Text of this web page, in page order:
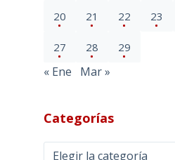
20 21 22 23
27 28 29
« Ene Mar »
Categorías
Categorías